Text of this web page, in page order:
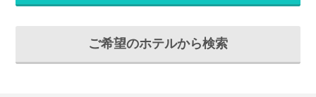
ご希望のホテルから検索